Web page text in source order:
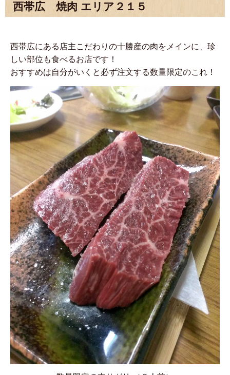
西帯広 焼肉 エリア２１５
西帯広にある店主こだわりの十勝産の肉をメインに、珍
しい部位も食べるお店です！
おすすめは自分がいくと必ず注文する数量限定のこれ！